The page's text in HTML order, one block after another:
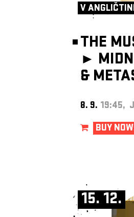
V
THE
►
&
8. 9. 19:45,
BUY
15. 12.